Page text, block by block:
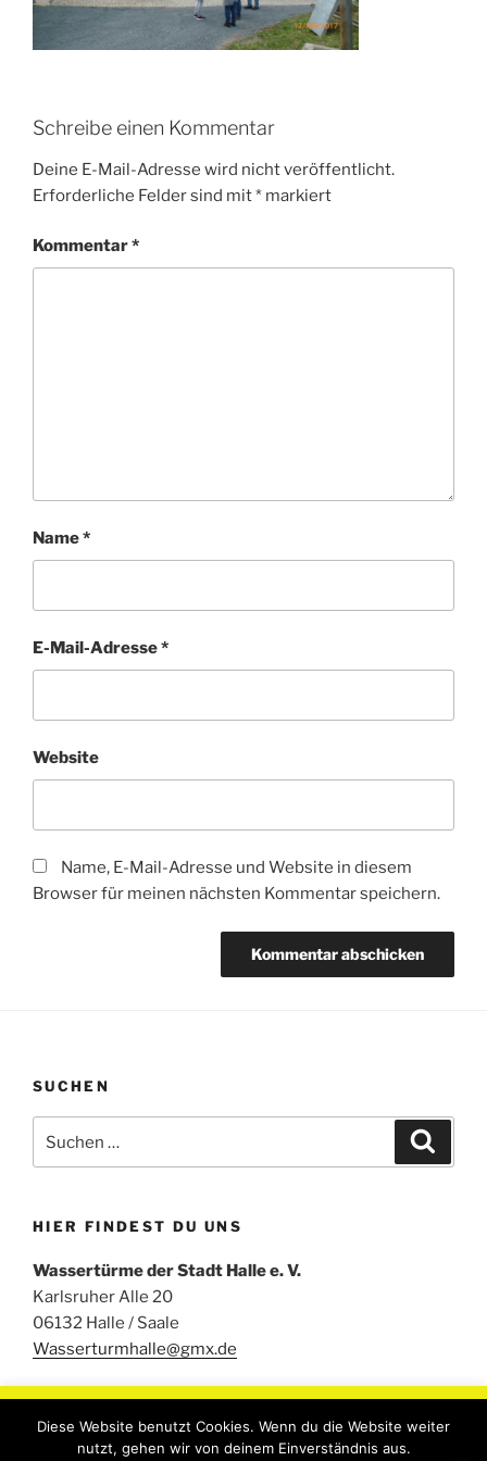
Schreibe einen Kommentar
Deine E-Mail-Adresse wird nicht veröffentlicht.
Erforderliche Felder sind mit* markiert
Kommentar*
Name*
E-Mail-Adresse*
Website
Name, E-Mail-Adresse und Website in diesem
Browser für meinen nächsten Kommentar speichern.
SUCHEN
nach:
HIER FINDEST DU UNS
Wassertürme der Stadt Halle e. V.
Karlsruher Alle 20
06132 Halle / Saale
Wasserturmhalle@gmx.de
fortlaufend verbessern zu können, verwenden wir Cookies.
Diese Website benutzt Cookies. Wenn du die Website weiter
nutzt, gehen wir von deinem Einverständnis aus.